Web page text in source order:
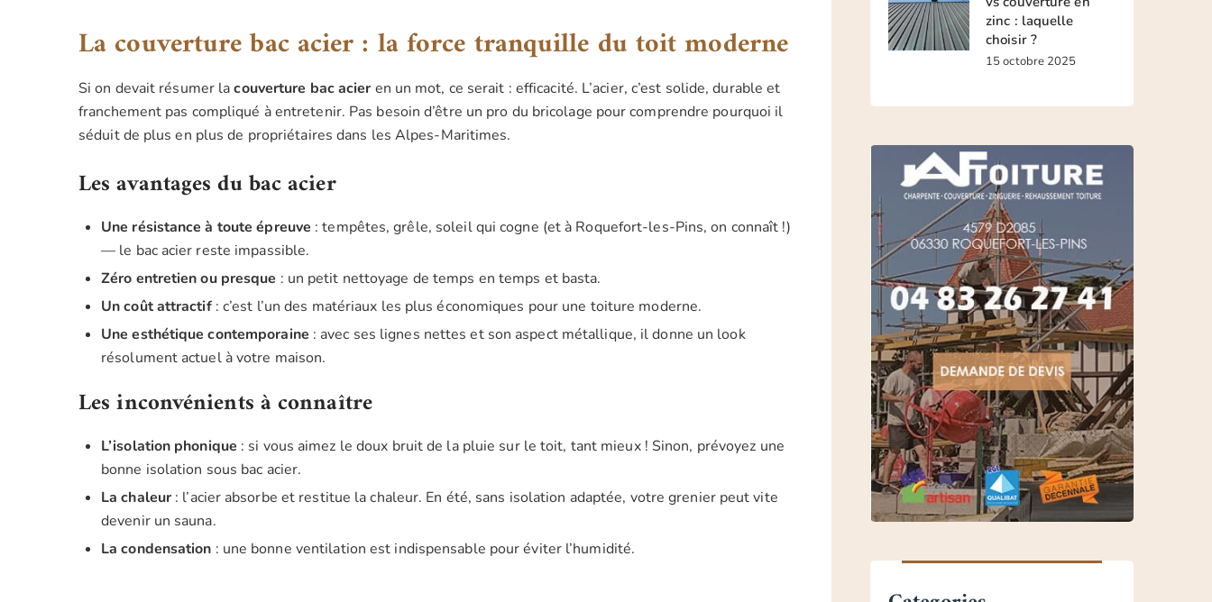
La couverture bac acier : la force tranquille du toit moderne
Si on devait résumer lacouverture bac acier en un mot, ce serait : efficacité. L’acier, c’est solide, durable et
franchement pas compliqué à entretenir. Pas besoin d’être un pro du bricolage pour comprendre pourquoi il
séduit de plus en plus de propriétaires dans les Alpes-Maritimes.
Les avantages du bac acier
Une résistance à toute épreuve : tempêtes, grêle, soleil qui cogne (et à Roquefort-les-Pins, on connaît !)
— le bac acier reste impassible.
Zéro entretien ou presque : un petit nettoyage de temps en temps et basta.
Un coût attractif: c’est l’un des matériaux les plus économiques pour une toiture moderne.
Une esthétique contemporaine : avec ses lignes nettes et son aspect métallique, il donne un look
résolument actuel à votre maison.
Les inconvénients à connaître
L’isolation phonique : si vous aimez le doux bruit de la pluie sur le toit, tant mieux ! Sinon, prévoyez une
bonne isolation sous bac acier.
La chaleur : l’acier absorbe et restitue la chaleur. En été, sans isolation adaptée, votre grenier peut vite
devenir un sauna.
La condensation : une bonne ventilation est indispensable pour éviter l’humidité.
zinc : laquelle
choisir ?
15 octobre 2025